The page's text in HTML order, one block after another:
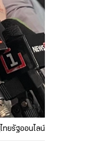
ไทยรัฐออนไลน์